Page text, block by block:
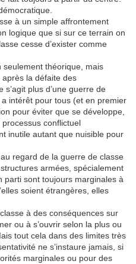
à un simple affrontement
logique que si sur ce terrain on
cesse d’exister comme
seulement théorique, mais
après la défaite des
plus d’une guerre de
intérêt pour tous (et en premier
pour éviter que se développe,
conflictuel
inutile autant que nuisible pour
regard de la guerre de classe
armées, spécialement
parti sont toujours marginales à
soient étrangères, elles
à des conséquences sur
ou à s’ouvrir selon la plus ou
tout cela dans des limites très
ne s’instaure jamais, si
marginales ou pour des